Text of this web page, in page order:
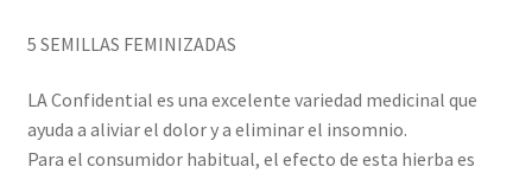
5 SEMILLAS FEMINIZADAS
LA Confidential es una excelente variedad medicinal que
ayuda a aliviar el dolor y a eliminar el insomnio.
Para el consumidor habitual, el efecto de esta hierba es